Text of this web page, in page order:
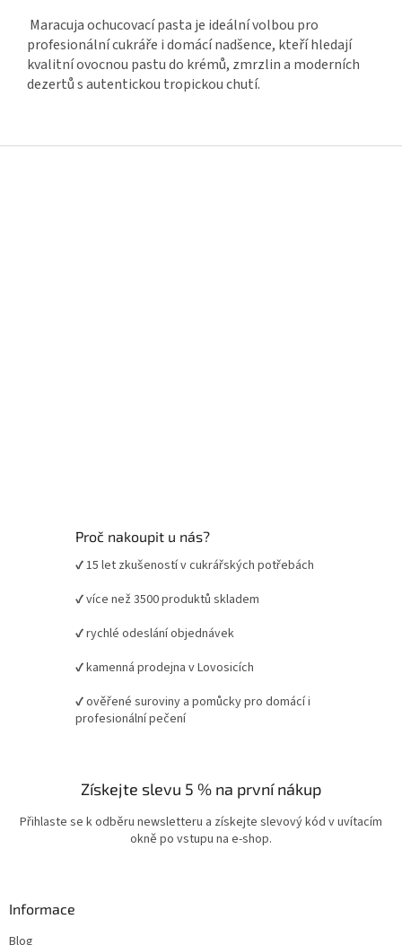
Maracuja ochucovací pasta je ideální volbou pro
profesionální cukráře i domácí nadšence, kteří hledají
kvalitní ovocnou pastu do krémů, zmrzlin a moderních
dezertů s autentickou tropickou chutí.
Proč nakoupit u nás?
✔ 15 let zkušeností v cukrářských potřebách
✔ více než 3500 produktů skladem
✔ rychlé odeslání objednávek
✔ kamenná prodejna v Lovosicích
✔ ověřené suroviny a pomůcky pro domácí i
profesionální pečení
Získejte slevu 5 % na první nákup
Přihlaste se k odběru newsletteru a získejte slevový kód v uvítacím
okně po vstupu na e-shop.
Informace